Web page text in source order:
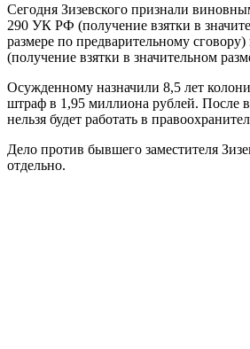
Сегодня Зизевского признали
290 УК РФ (получение взятки в
размере по предварительному
(получение взятки в значительном
Осужденному назначили 8,5 лет
штраф в 1,95 миллиона рублей. После
нельзя будет работать в
Дело против бывшего заместителя
отдельно.